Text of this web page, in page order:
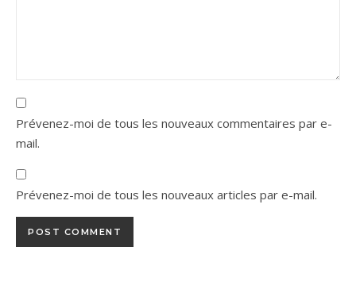
Prévenez-moi de tous les nouveaux commentaires par e-
mail.
Prévenez-moi de tous les nouveaux articles par e-mail.